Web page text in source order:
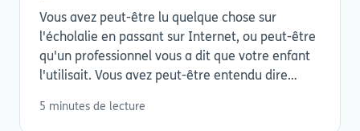
Vous avez peut-être lu quelque chose sur
l'écholalie en passant sur Internet, ou peut-être
qu'un professionnel vous a dit que votre enfant
l'utilisait. Vous avez peut-être entendu dire
5 minutes de lecture